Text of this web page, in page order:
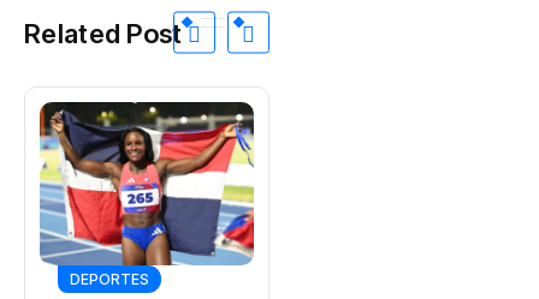
Related Post
DEPORTES